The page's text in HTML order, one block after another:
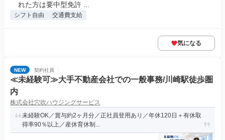
れた方は要中型免許 ...
シフト自由 交通費支給
気になる
NEW 契約社員
≪未経験可≫大手不動産会社での一般事務/川崎駅徒歩圏
内
株式会社穴吹ハウジングサービス
未経験OK／賞与約2ヶ月分／正社員登用あり／年休120日＋有休取
得率90％以上／産休育休制...